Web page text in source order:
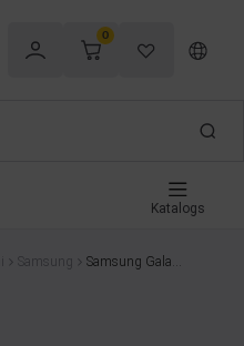
0
Katalogs
Samsung
Samsung Galaxy